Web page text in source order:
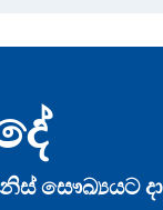
සෞඛ්‍යයට